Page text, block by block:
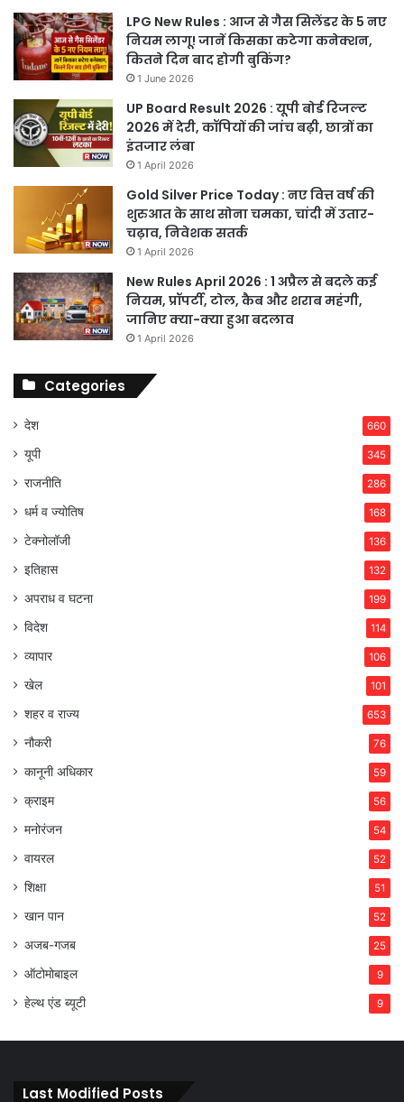
LPG New Rules : आज से गैस सिलेंडर के 5 नए
नियम लागू! जानें किसका कटेगा कनेक्शन,
कितने दिन बाद होगी बुकिंग?
1 June 2026
UP Board Result 2026 : यूपी बोर्ड रिजल्ट
2026 में देरी, कॉपियों की जांच बढ़ी, छात्रों का
इंतजार लंबा
1 April 2026
Gold Silver Price Today : नए वित्त वर्ष की
शुरुआत के साथ सोना चमका, चांदी में उतार-
चढ़ाव, निवेशक सतर्क
1 April 2026
New Rules April 2026 : 1 अप्रैल से बदले कई
नियम, प्रॉपर्टी, टोल, कैब और शराब महंगी,
जानिए क्या-क्या हुआ बदलाव
1 April 2026
Categories
देश 660
यूपी 345
राजनीति 286
धर्म व ज्योतिष 168
टेक्नोलॉजी 136
इतिहास 132
अपराध व घटना 199
विदेश 114
व्यापार 106
खेल 101
शहर व राज्य 653
नौकरी 76
कानूनी अधिकार 59
क्राइम 56
मनोरंजन 54
वायरल 52
शिक्षा 51
खान पान 52
अजब-गजब 25
ऑटोमोबाइल 9
हेल्थ एंड ब्यूटी 9
Last Modified Posts